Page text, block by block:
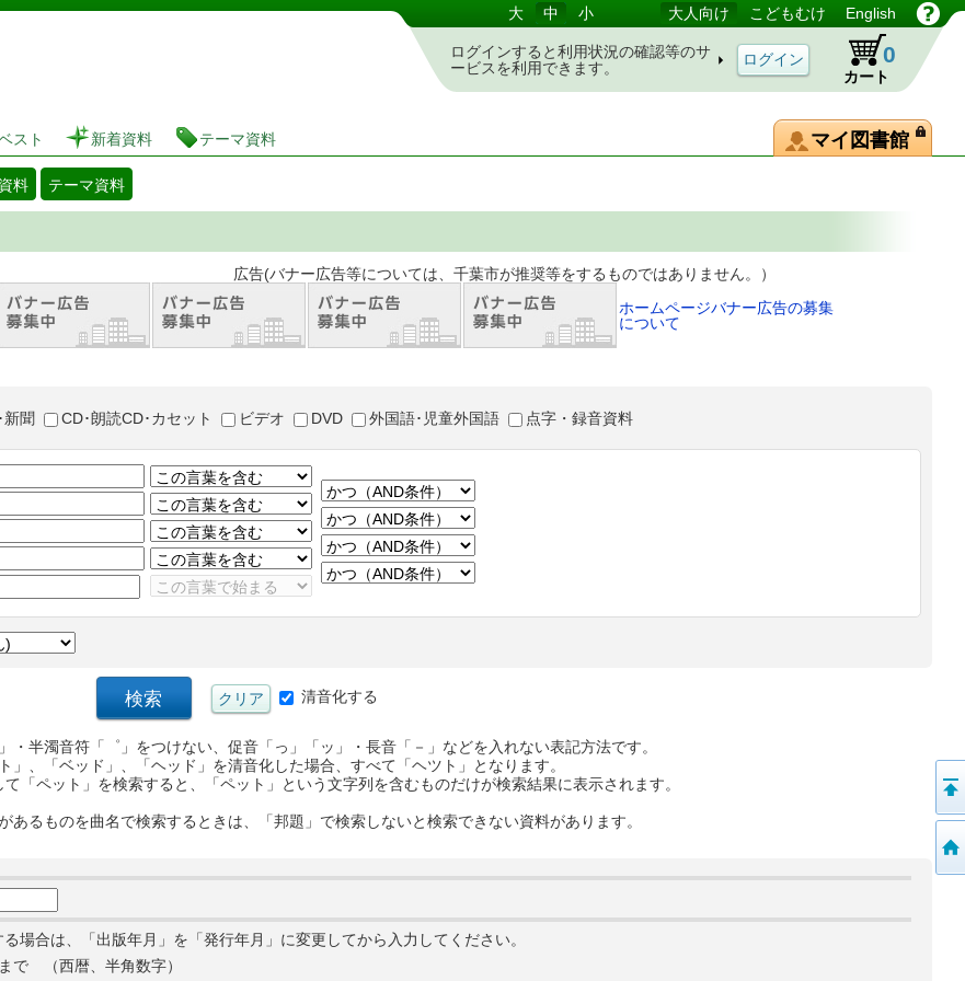
図書館 蔵書検索・予約システム 大 中 小 大人向け こどもむけ English
ログインすると利用状況の確認等のサ
ービスを利用できます。
カート
0
スト 新着資料 テーマ資料 マイ図書館
料 テーマ資料
告(バナー広告等については、千葉市が推奨等をするものではありません。）
ホームページバナー広告の募集
について
新聞 CD･朗読CD･カセット ビデオ DVD 外国語･児童外国語 点字・録音資料
清音化する
・半濁音符「゜」をつけない、促音「っ」「ッ」・長音「－」などを入れない表記方法です。
」、「ベッド」、「ヘッド」を清音化した場合、すべて「ヘツト」となります。
て「ペット」を検索すると、「ペット」という文字列を含むものだけが検索結果に表示されます。
あるものを曲名で検索するときは、「邦題」で検索しないと検索できない資料があります。
場合は、「出版年月」を「発行年月」に変更してから入力してください。
で （西暦、半角数字）